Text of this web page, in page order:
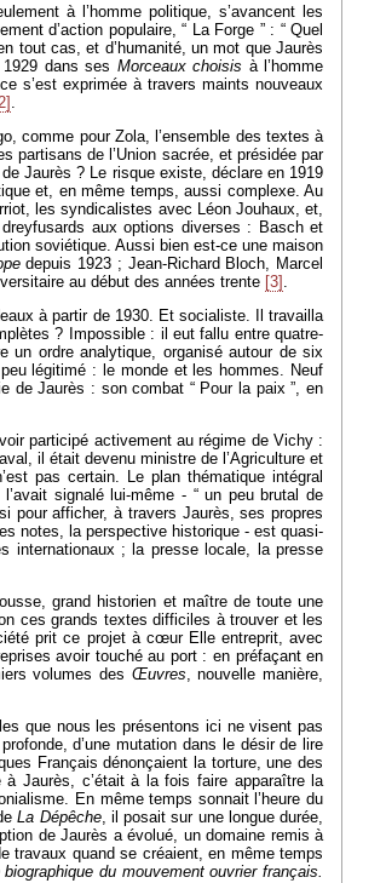
à l’homme politique, s’avancent les
d’action populaire, “ La Forge ” : “ Quel
tout cas, et d’humanité, un mot que Jaurès
dans ses Morceaux choisis à l’homme
s’est exprimée à travers maints nouveaux
.
comme pour Zola, l’ensemble des textes à
partisans de l’Union sacrée, et présidée par
Jaurès ? Le risque existe, déclare en 1919
et, en même temps, aussi complexe. Au
les syndicalistes avec Léon Jouhaux, et,
aux options diverses : Basch et
soviétique. Aussi bien est-ce une maison
depuis 1923 ; Jean-Richard Bloch, Marcel
au début des années trente [3] .
à partir de 1930. Et socialiste. Il travailla
? Impossible : il eut fallu entre quatre-
un ordre analytique, organisé autour de six
légitimé : le monde et les hommes. Neuf
de Jaurès : son combat “ Pour la paix ”, en
participé activement au régime de Vichy :
il était devenu ministre de l’Agriculture et
pas certain. Le plan thématique intégral
signalé lui-même - “ un peu brutal de
pour afficher, à travers Jaurès, ses propres
notes, la perspective historique - est quasi-
internationaux ; la presse locale, la presse
grand historien et maître de toute une
ces grands textes difficiles à trouver et les
prit ce projet à cœur Elle entreprit, avec
avoir touché au port : en préfaçant en
volumes des Œuvres, nouvelle manière,
que nous les présentons ici ne visent pas
d’une mutation dans le désir de lire
Français dénonçaient la torture, une des
Jaurès, c’était à la fois faire apparaître la
En même temps sonnait l’heure du
La Dépêche, il posait sur une longue durée,
de Jaurès a évolué, un domaine remis à
travaux quand se créaient, en même temps
biographique du mouvement ouvrier français.